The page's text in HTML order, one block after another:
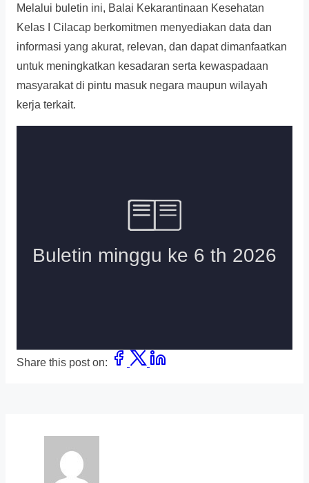
Melalui buletin ini, Balai Kekarantinaan Kesehatan
Kelas I Cilacap berkomitmen menyediakan data dan
informasi yang akurat, relevan, dan dapat dimanfaatkan
untuk meningkatkan kesadaran serta kewaspadaan
masyarakat di pintu masuk negara maupun wilayah
kerja terkait.
Share this post on: